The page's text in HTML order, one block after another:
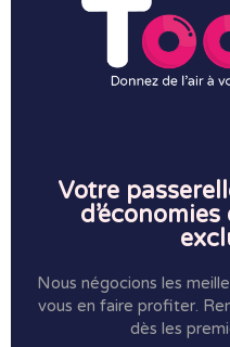
Votre
Nous négocions les
vous en faire profiter.
dès les